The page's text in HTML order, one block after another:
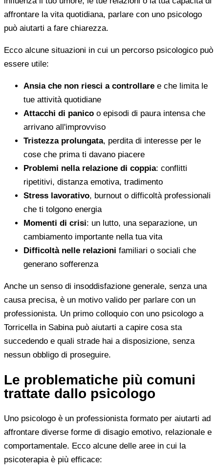
affrontare la vita quotidiana, parlare con uno psicologo
può aiutarti a fare chiarezza.
Ecco alcune situazioni in cui un percorso psicologico può
essere utile:
Ansia che non riesci a controllare e che limita le
tue attività quotidiane
Attacchi di panico o episodi di paura intensa che
arrivano all'improvviso
Tristezza prolungata, perdita di interesse per le
cose che prima ti davano piacere
Problemi nella relazione di coppia: conflitti
ripetitivi, distanza emotiva, tradimento
Stress lavorativo, burnout o difficoltà professionali
che ti tolgono energia
Momenti di crisi: un lutto, una separazione, un
cambiamento importante nella tua vita
Difficoltà nelle relazioni familiari o sociali che
generano sofferenza
Anche un senso di insoddisfazione generale, senza una
causa precisa, è un motivo valido per parlare con un
professionista. Un primo colloquio con uno psicologo a
Torricella in Sabina può aiutarti a capire cosa sta
succedendo e quali strade hai a disposizione, senza
nessun obbligo di proseguire.
Le problematiche più comuni
trattate dallo psicologo
Uno psicologo è un professionista formato per aiutarti ad
affrontare diverse forme di disagio emotivo, relazionale e
comportamentale. Ecco alcune delle aree in cui la
psicoterapia è più efficace: